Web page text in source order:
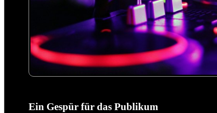
Ein Gespür für das Publikum